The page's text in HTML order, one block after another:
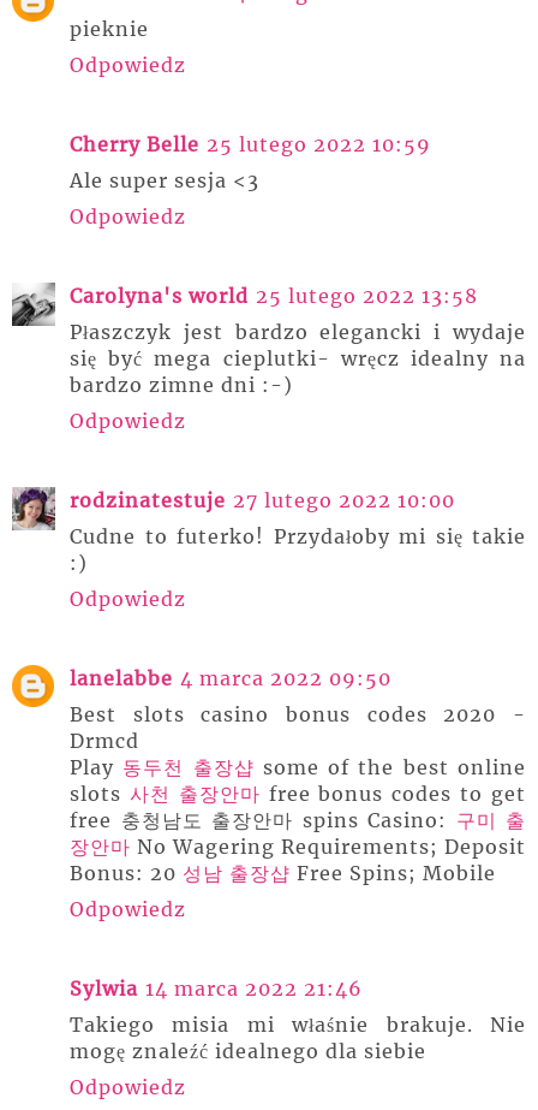
pieknie
Odpowiedz
Cherry Belle 25 lutego 2022 10:59
Ale super sesja <3
Odpowiedz
Carolyna's world 25 lutego 2022 13:58
Płaszczyk jest bardzo elegancki i wydaje
się być mega cieplutki- wręcz idealny na
bardzo zimne dni :-)
Odpowiedz
rodzinatestuje 27 lutego 2022 10:00
Cudne to futerko! Przydałoby mi się takie
:)
Odpowiedz
lanelabbe 4 marca 2022 09:50
Best slots casino bonus codes 2020 -
Drmcd
Play 동두천 출장샵 some of the best online
slots 사천 출장안마 free bonus codes to get
free 충청남도 출장안마 spins Casino: 구미 출
장안마 No Wagering Requirements; Deposit
Bonus: 20 성남 출장샵 Free Spins; Mobile
Odpowiedz
Sylwia 14 marca 2022 21:46
Takiego misia mi właśnie brakuje. Nie
mogę znaleźć idealnego dla siebie
Odpowiedz